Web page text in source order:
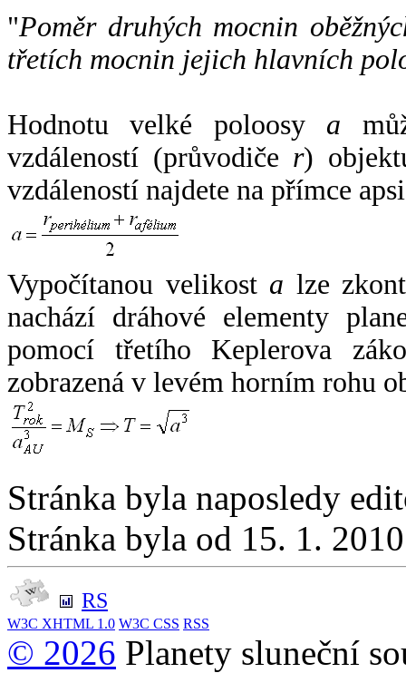
"Poměr druhých mocnin
třetích mocnin jejich hlavních
Hodnotu velké poloosy a
vzdáleností (průvodiče r)
vzdáleností najdete na přímce
Vypočítanou velikost a lze
nachází dráhové elementy
pomocí třetího Keplerova
zobrazená v levém horním rohu
Stránka byla naposledy
Stránka byla od 15. 1.
RS
W3C XHTML 1.0 W3C CSS RSS
© 2026 Planety sluneční